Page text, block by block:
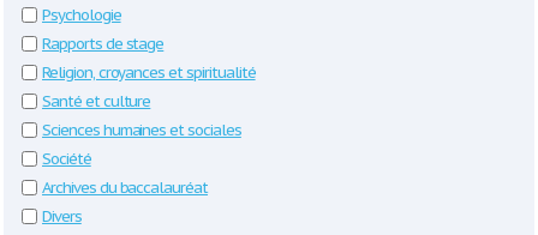
Psychologie
Rapports de stage
Religion, croyances et spiritualité
Santé et culture
Sciences humaines et sociales
Société
Archives du baccalauréat
Divers